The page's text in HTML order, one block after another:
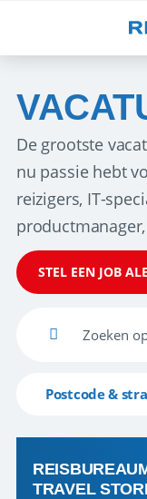
De grootste
nu passie hebt
reizigers, IT-
STEL EEN JOB
Postcode &
TRAVEL